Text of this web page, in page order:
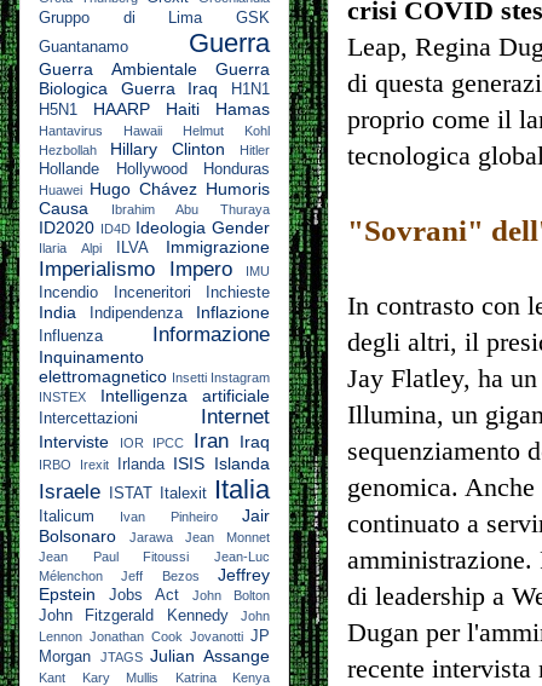
crisi COVID
Leap, Regina
di questa
proprio come il
tecnologica
"Sovrani"
In contrasto con
degli altri, il
Jay Flatley, ha
Illumina, un
sequenziamento
genomica.
continuato a
amministrazione.
di leadership a
Dugan per
recente
Gruppo di Lima
GSK
Guantanamo
Guerra
Guerra Ambientale
Guerra
Biologica
Guerra Iraq
H1N1
H5N1
HAARP Haiti Hamas
Hantavirus Hawaii
Helmut Kohl
Hezbollah
Hillary Clinton Hitler
Hollande Hollywood Honduras
Huawei Hugo Chávez Humoris
Causa
Ibrahim Abu Thuraya
ID2020 ID4D Ideologia Gender
Ilaria Alpi ILVA Immigrazione
Imperialismo Impero IMU
Incendio Inceneritori Inchieste
India Indipendenza Inflazione
Influenza Informazione
Inquinamento
elettromagnetico Insetti Instagram
INSTEX
Intelligenza artificiale
Intercettazioni Internet
Interviste IOR IPCC Iran Iraq
IRBO Irexit Irlanda ISIS Islanda
Israele ISTAT Italexit Italia
Italicum Ivan Pinheiro
Jair
Bolsonaro
Jarawa
Jean Monnet
Jean Paul Fitoussi
Jean-Luc
Mélenchon
Jeff Bezos
Jeffrey
Epstein
Jobs Act John Bolton
John Fitzgerald Kennedy
John
Lennon Jonathan Cook Jovanotti JP
Morgan
JTAGS Julian Assange
Kant Kary Mullis Katrina Kenya